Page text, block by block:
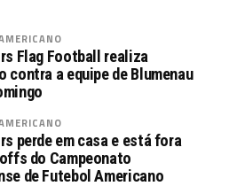
Flag Football realiza
contra a equipe de Blumenau
perde em casa e está fora
do Campeonato
de Futebol Americano